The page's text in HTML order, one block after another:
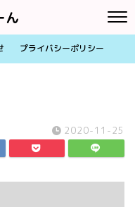
ん
プライバシーポリシー
2020-11-25